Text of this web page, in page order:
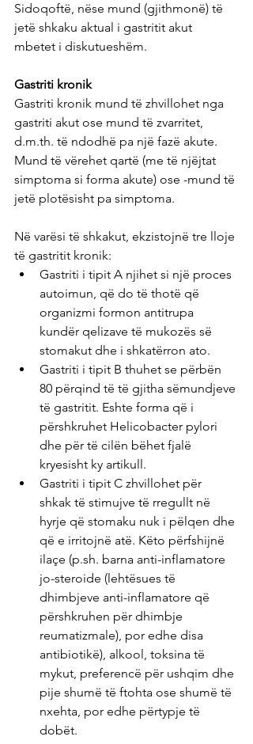
Sidoqoftë, nëse mund (gjithmonë) të
jetë shkaku aktual i gastritit akut
mbetet i diskutueshëm.
Gastriti kronik
Gastriti kronik mund të zhvillohet nga
gastriti akut ose mund të zvarritet,
d.m.th. të ndodhë pa një fazë akute.
Mund të vërehet qartë (me të njëjtat
simptoma si forma akute) ose -mund të
jetë plotësisht pa simptoma.
Në varësi të shkakut, ekzistojnë tre lloje
të gastritit kronik:
Gastriti i tipit A njihet si një proces
autoimun, që do të thotë që
organizmi formon antitrupa
kundër qelizave të mukozës së
stomakut dhe i shkatërron ato.
Gastriti i tipit B thuhet se përbën
80 përqind të të gjitha sëmundjeve
të gastritit. Eshte forma që i
përshkruhet Helicobacter pylori
dhe për të cilën bëhet fjalë
kryesisht ky artikull.
Gastriti i tipit C zhvillohet për
shkak të stimujve të rregullt në
hyrje që stomaku nuk i pëlqen dhe
që e irritojnë atë. Këto përfshijnë
ilaçe (p.sh. barna anti-inflamatore
jo-steroide (lehtësues të
dhimbjeve anti-inflamatore që
përshkruhen për dhimbje
reumatizmale), por edhe disa
antibiotikë), alkool, toksina të
mykut, preferencë për ushqim dhe
pije shumë të ftohta ose shumë të
nxehta, por edhe përtypje të
dobët.